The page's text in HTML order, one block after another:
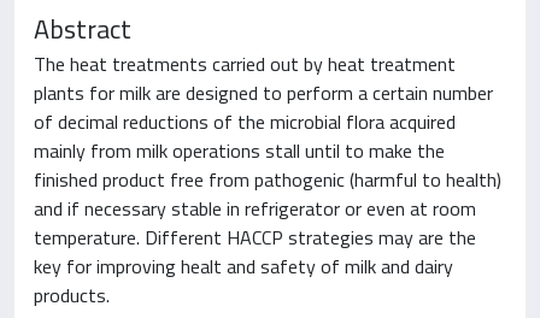
Abstract
The heat treatments carried out by heat treatment
plants for milk are designed to perform a certain number
of decimal reductions of the microbial flora acquired
mainly from milk operations stall until to make the
finished product free from pathogenic (harmful to health)
and if necessary stable in refrigerator or even at room
temperature. Different HACCP strategies may are the
key for improving healt and safety of milk and dairy
products.